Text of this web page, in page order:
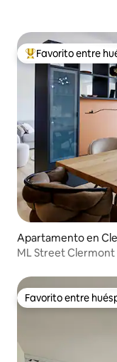
Favorito entre
Favorito entre
Apartamento en
ML Street
Favorito entre
Favorito entre